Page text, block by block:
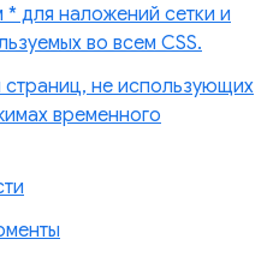
для наложений сетки и
во всем CSS.
не использующих
временного